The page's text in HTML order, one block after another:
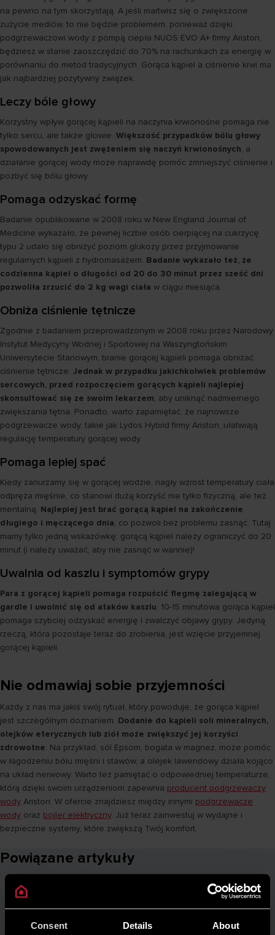
Consent Details About
na pewno na tym skorzystają. A jeśli martwisz się o zwiększone
zużycie mediów, to nie będzie problemem, ponieważ dzięki
podgrzewaczowi wody z pompą ciepła NUOS EVO A+ firmy Ariston,
będziesz w stanie zaoszczędzić do 70% na rachunkach za energię w
porównaniu do metod tradycyjnych. Gorąca kąpiel a ciśnienie krwi ma
jak najbardziej pozytywny związek.
Leczy bóle głowy
Korzystny wpływ gorącej kąpieli na naczynia krwionośne pomaga nie
tylko sercu, ale także głowie. Większość przypadków bólu głowy
spowodowanych jest zwężeniem się naczyń krwionośnych, a
działanie gorącej wody może naprawdę pomóc zmniejszyć ciśnienie i
pozbyć się bólu głowy.
Pomaga odzyskać formę
Badanie opublikowane w 2008 roku w New England Journal of
Medicine wykazało, że pewnej liczbie osób cierpiącej na cukrzycę
typu 2 udało się obniżyć poziom glukozy przez przyjmowanie
regularnych kąpieli z hydromasażem. Badanie wykazało też, że
codzienna kąpiel o długości od 20 do 30 minut przez sześć dni
pozwoliła zrzucić do 2 kg wagi ciała w ciągu miesiąca.
Obniża ciśnienie tętnicze
Zgodnie z badaniem przeprowadzonym w 2008 roku przez Narodowy
Instytut Medycyny Wodnej i Sportowej na Waszyngtońskim
Uniwersytecie Stanowym, branie gorącej kąpieli pomaga obniżać
ciśnienie tętnicze. Jednak w przypadku jakichkolwiek problemów
sercowych, przed rozpoczęciem gorących kąpieli najlepiej
skonsultować się ze swoim lekarzem, aby uniknąć nadmiernego
zwiększania tętna. Ponadto, warto zapamiętać, że najnowsze
podgrzewacze wody, takie jak Lydos Hybrid firmy Ariston, ułatwiają
regulację temperatury gorącej wody.
Pomaga lepiej spać
Kiedy zanurzamy się w gorącej wodzie, nagły wzrost temperatury ciała
odpręża mięśnie, co stanowi dużą korzyść nie tylko fizyczną, ale też
mentalną. Najlepiej jest brać gorącą kąpiel na zakończenie
długiego i męczącego dnia, co pozwoli bez problemu zasnąć. Tutaj
mamy tylko jedną wskazówkę: gorącą kąpiel należy ograniczyć do 20
minut (i należy uważać, aby nie zasnąć w wannie)!
Uwalnia od kaszlu i symptomów grypy
Para z gorącej kąpieli pomaga rozpuścić flegmę zalegającą w
gardle i uwolnić się od ataków kaszlu. 10-15 minutowa gorąca kąpiel
pomaga szybciej odzyskać energię i zwalczyć objawy grypy. Jedyną
rzeczą, która pozostaje teraz do zrobienia, jest wzięcie przyjemnej
gorącej kąpieli.
Nie odmawiaj sobie przyjemności
Każdy z nas ma jakiś swój rytuał, który powoduje, że gorąca kąpiel
jest szczególnym doznaniem. Dodanie do kąpieli soli mineralnych,
olejków eterycznych lub ziół może zwiększyć jej korzyści
zdrowotne. Na przykład, sól Epsom, bogata w magnez, może pomóc
w łagodzeniu bólu mięśni i stawów, a olejek lawendowy działa kojąco
na układ nerwowy. Warto też pamiętać o odpowiedniej temperaturze,
którą dzięki swoim urządzeniom zapewnia producent podgrzewaczy
wody Ariston. W ofercie znajdziesz między innymi podgrzewacze
wody oraz bojler elektryczny. Już teraz zainwestuj w wydajne i
bezpieczne systemy, które zwiększą Twój komfort.
Powiązane artykuły